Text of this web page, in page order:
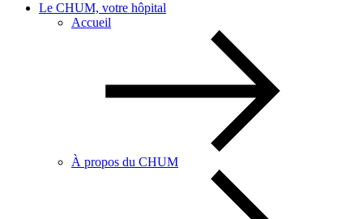
Le CHUM, votre hôpital
Accueil
À propos du CHUM